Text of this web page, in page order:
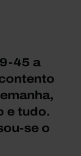
45 a
e tudo.
se o